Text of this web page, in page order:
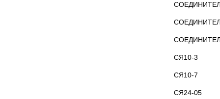
СЯ10-3
СЯ10-7
СЯ24-05